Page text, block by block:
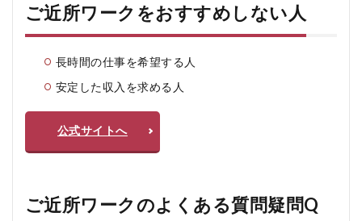
ご近所ワークをおすすめしない人
長時間の仕事を希望する人
安定した収入を求める人
公式サイトへ
ご近所ワークのよくある質問疑問Q